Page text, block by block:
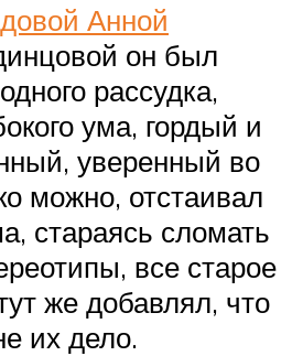
Анной
он был
рассудка,
ума, гордый и
уверенный во
можно, отстаивал
стараясь сломать
все старое
же добавлял, что
их дело.